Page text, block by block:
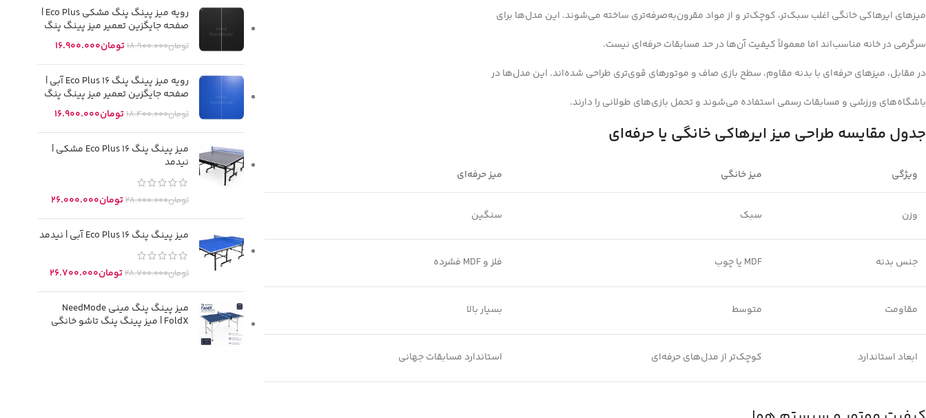
میزهای ایرهاکی خانگی اغلب سبک‌تر، کوچک‌تر و از مواد مقرون‌به‌صرفه‌تری ساخته می‌شوند. این مدل‌ها برای
سرگرمی در خانه مناسب‌اند اما معمولاً کیفیت آن‌ها در حد مسابقات حرفه‌ای نیست.
در مقابل، میزهای حرفه‌ای با بدنه مقاوم، سطح بازی صاف و موتورهای قوی‌تری طراحی شده‌اند. این مدل‌ها در
باشگاه‌های ورزشی و مسابقات رسمی استفاده می‌شوند و تحمل بازی‌های طولانی را دارند.
جدول مقایسه طراحی میز ایرهاکی خانگی یا حرفه‌ای
ویژگی میز خانگی میز حرفه‌ای
وزن سبک سنگین
جنس بدنه MDF یا چوب فلز و MDF فشرده
مقاومت متوسط بسیار بالا
ابعاد استاندارد کوچک‌تر از مدل‌های حرفه‌ای استاندارد مسابقات جهانی
رویه میز پینگ پنگ مشکی Eco Plus |
صفحه جایگزین تعمیر میز پینگ پنگ
تومان18.900.000تومان16.900.000
رویه میز پینگ پنگ Eco Plus 16 آبی |
صفحه جایگزین تعمیر میز پینگ پنگ
تومان18.400.000تومان16.900.000
میز پینگ پنگ Eco Plus 16 مشکی |
نیدمد
تومان28.000.000تومان26.000.000
میز پینگ پنگ Eco Plus 16 آبی | نیدمد
تومان28.700.000تومان26.700.000
میز پینگ پنگ مینی NeedMode
FoldX | میز پینگ پنگ تاشو خانگی